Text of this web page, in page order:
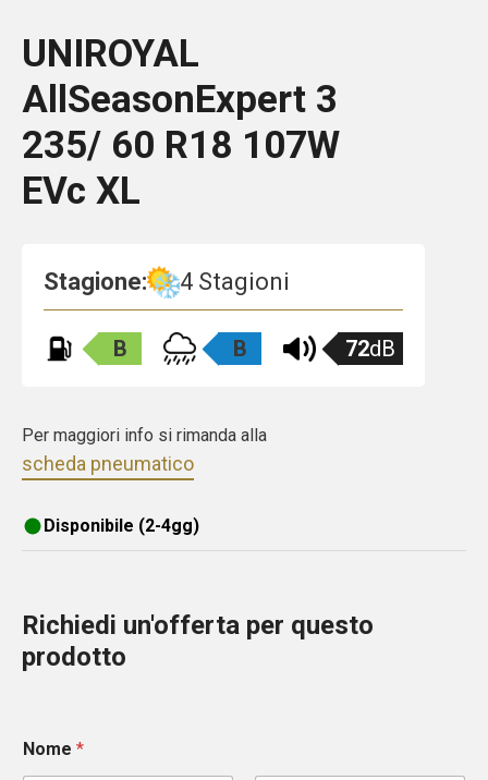
UNIROYAL
AllSeasonExpert 3
235/ 60 R18 107W
EVc XL
Stagione: 4 Stagioni
B B 72dB
Per maggiori info si rimanda alla
scheda pneumatico
Disponibile (2-4gg)
Richiedi un'offerta per questo
prodotto
Nome *